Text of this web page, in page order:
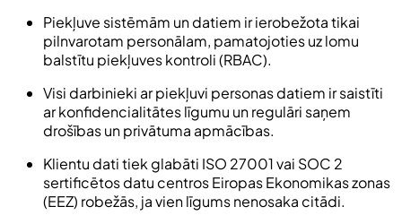
Piekļuve sistēmām un datiem ir ierobežota tikai
pilnvarotam personālam, pamatojoties uz lomu
balstītu piekļuves kontroli (RBAC).
Visi darbinieki ar piekļuvi personas datiem ir saistīti
ar konfidencialitātes līgumu un regulāri saņem
drošības un privātuma apmācības.
Klientu dati tiek glabāti ISO 27001 vai SOC 2
sertificētos datu centros Eiropas Ekonomikas zonas
(EEZ) robežās, ja vien līgums nenosaka citādi.